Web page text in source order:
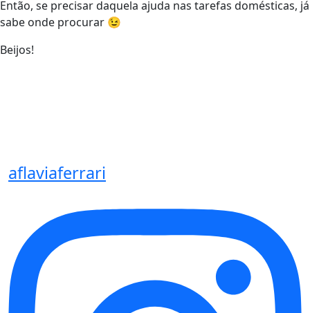
Então, se precisar daquela ajuda nas tarefas domésticas, já
sabe onde procurar 😉
Beijos!
aflaviaferrari